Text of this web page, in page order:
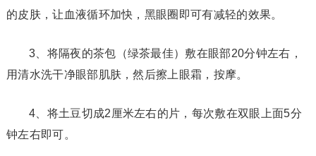
的皮肤，让血液循环加快，黑眼圈即可有减轻的效果。
3、将隔夜的茶包（绿茶最佳）敷在眼部20分钟左右，
用清水洗干净眼部肌肤，然后擦上眼霜，按摩。
4、将土豆切成2厘米左右的片，每次敷在双眼上面5分
钟左右即可。